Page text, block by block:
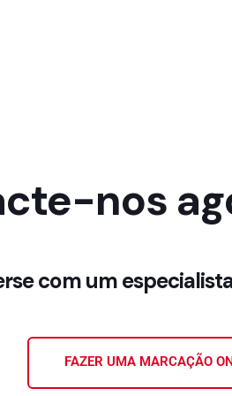
nos
com um
FAZER UMA MARCAÇÃO